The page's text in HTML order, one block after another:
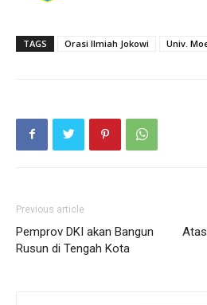
TAGS Orasi Ilmiah Jokowi Univ.
Previous article
Pemprov DKI akan Bangun
Rusun di Tengah Kota